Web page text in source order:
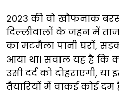
2023 की वो खौफनाक
दिल्लीवालों के जहन में
का मटमैला पानी घरों,
आया था। सवाल यह है कि
उसी दर्द को दोहराएगी, या
तैयारियों में वाकई कोई दम